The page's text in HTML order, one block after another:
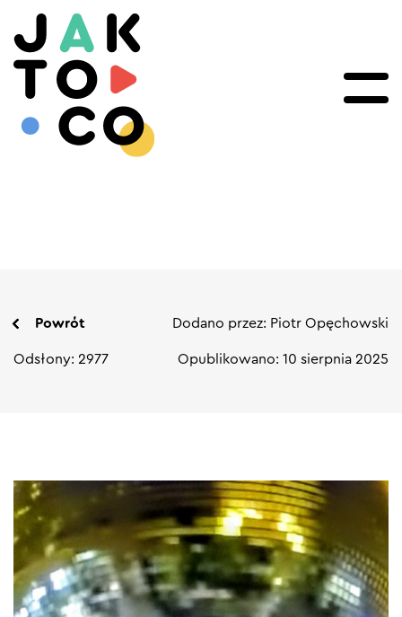
Powrót Dodano przez: Piotr Opęchowski
Odsłony: 2977 Opublikowano: 10 sierpnia 2025